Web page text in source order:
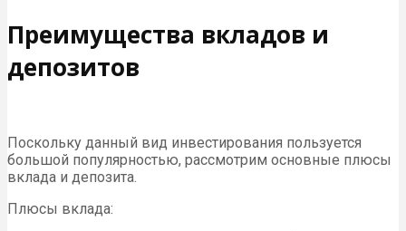
Преимущества вкладов и
депозитов
Поскольку данный вид инвестирования пользуется
большой популярностью, рассмотрим основные плюсы
вклада и депозита.
Плюсы вклада: